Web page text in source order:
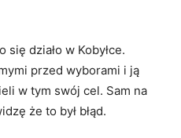
działo w Kobyłce.
przed wyborami i ją
w tym swój cel. Sam na
że to był błąd.